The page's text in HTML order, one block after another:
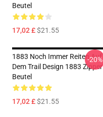
Beutel
17,02 £$21.55
1883 Noch Immer Reiten Auf
Dem Trail Design 1883 Zipper
Beutel
17,02 £$21.55
-20%